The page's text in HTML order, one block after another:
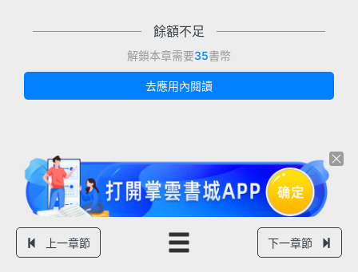
餘額不足
解鎖本章需要35書幣
去應用內閱讀
上一章節 下一章節